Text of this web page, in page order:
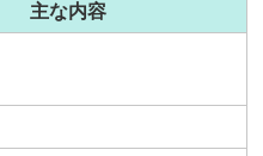
主な内容